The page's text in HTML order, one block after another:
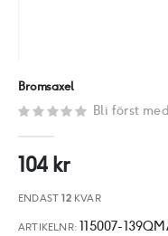
början
bildgalleriet
Bromsaxel
Bli först
104 kr
ENDAST12KVAR
ARTIKELNR 115007-